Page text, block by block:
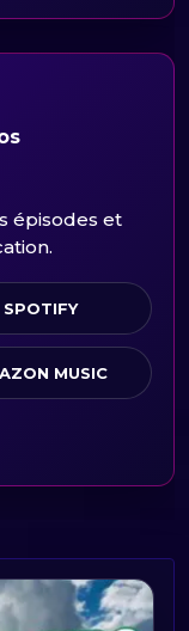
épisodes et
SPOTIFY
MUSIC